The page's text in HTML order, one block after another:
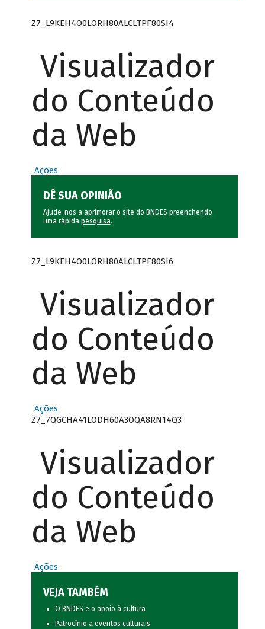
Z7_L9KEH4O0LORH80ALCLTPF80SI4
Visualizador
do Conteúdo
da Web
Ações
DÊ SUA OPINIÃO
Ajude-nos a aprimorar o site do BNDES preenchendo
uma rápida pesquisa.
Z7_L9KEH4O0LORH80ALCLTPF80SI6
Visualizador
do Conteúdo
da Web
Ações
Z7_7QGCHA41LODH60A3OQA8RN14Q3
Visualizador
do Conteúdo
da Web
Ações
VEJA TAMBÉM
O BNDES e o apoio à cultura
Patrocínio a eventos culturais